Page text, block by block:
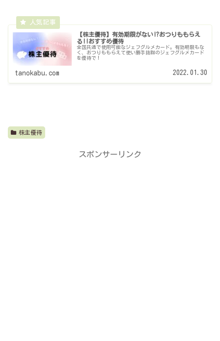
【株主優待】有効期限がない!?おつりももらえ
る!!おすすめ優待
全国共通で使用可能なジェフグルメカード。有効期限もな
く、おつりももらえて使い勝手抜群のジェフグルメカード
を優待で！
tanokabu.com 2022.01.30
株主優待
スポンサーリンク